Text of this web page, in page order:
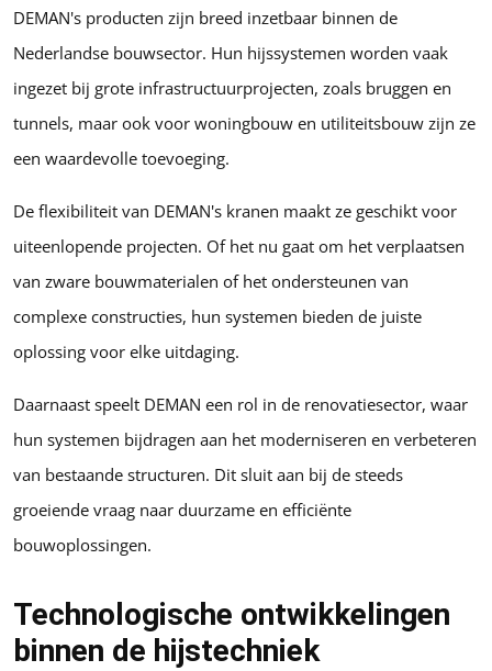
DEMAN's producten zijn breed inzetbaar binnen de
Nederlandse bouwsector. Hun hijssystemen worden vaak
ingezet bij grote infrastructuurprojecten, zoals bruggen en
tunnels, maar ook voor woningbouw en utiliteitsbouw zijn ze
een waardevolle toevoeging.
De flexibiliteit van DEMAN's kranen maakt ze geschikt voor
uiteenlopende projecten. Of het nu gaat om het verplaatsen
van zware bouwmaterialen of het ondersteunen van
complexe constructies, hun systemen bieden de juiste
oplossing voor elke uitdaging.
Daarnaast speelt DEMAN een rol in de renovatiesector, waar
hun systemen bijdragen aan het moderniseren en verbeteren
van bestaande structuren. Dit sluit aan bij de steeds
groeiende vraag naar duurzame en efficiënte
bouwoplossingen.
Technologische ontwikkelingen
binnen de hijstechniek